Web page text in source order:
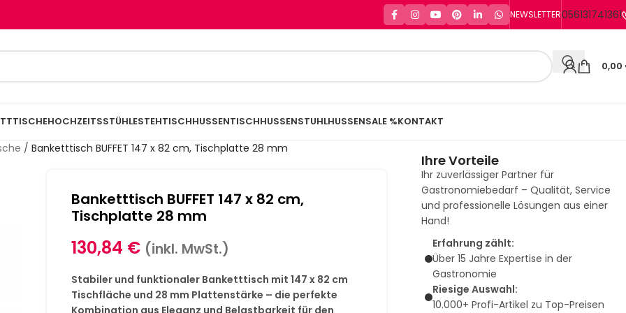
NEWSLETTER056131741361
0,00
HOCHZEITSSTÜHLESTEHTISCHHUSSENTISCHHUSSENSTUHLHUSSENSALE %KONTAKT
/ Banketttisch BUFFET 147 x 82 cm, Tischplatte 28 mm
Banketttisch BUFFET 147 x 82 cm,
Tischplatte 28 mm
130,84 € (inkl. MwSt.)
Stabiler und funktionaler Banketttisch mit 147 x 82 cm
Tischfläche und 28 mm Plattenstärke – die perfekte
Kombination aus Eleganz und Belastbarkeit für den
Ihre Vorteile
Ihr zuverlässiger Partner für
Gastronomiebedarf – Qualität, Service
und professionelle Lösungen aus einer
Hand!
Erfahrung zählt:
Über 15 Jahre Expertise in der
Gastronomie
Riesige Auswahl:
10.000+ Profi-Artikel zu Top-Preisen